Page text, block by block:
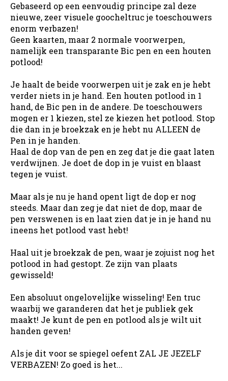
Gebaseerd op een eenvoudig principe zal deze
nieuwe, zeer visuele goocheltruc je toeschouwers
enorm verbazen!
Geen kaarten, maar 2 normale voorwerpen,
namelijk een transparante Bic pen en een houten
potlood!
Je haalt de beide voorwerpen uit je zak en je hebt
verder niets in je hand. Een houten potlood in 1
hand, de Bic pen in de andere. De toeschouwers
mogen er 1 kiezen, stel ze kiezen het potlood. Stop
die dan in je broekzak en je hebt nu ALLEEN de
Pen in je handen.
Haal de dop van de pen en zeg dat je die gaat laten
verdwijnen. Je doet de dop in je vuist en blaast
tegen je vuist.
Maar als je nu je hand opent ligt de dop er nog
steeds. Maar dan zeg je dat niet de dop, maar de
pen verswenen is en laat zien dat je in je hand nu
ineens het potlood vast hebt!
Haal uit je broekzak de pen, waar je zojuist nog het
potlood in had gestopt. Ze zijn van plaats
gewisseld!
Een absoluut ongelovelijke wisseling! Een truc
waarbij we garanderen dat het je publiek gek
maakt! Je kunt de pen en potlood als je wilt uit
handen geven!
Als je dit voor se spiegel oefent ZAL JE JEZELF
VERBAZEN! Zo goed is het...